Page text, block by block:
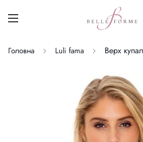
Головна Luli fama Верх